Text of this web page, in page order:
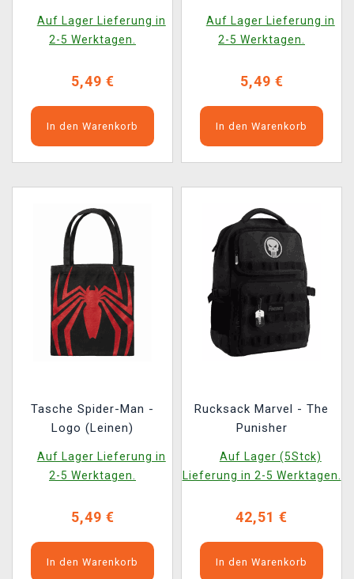
Auf Lager Lieferung in
2-5 Werktagen.
5,49 €
In den Warenkorb
Auf Lager Lieferung in
2-5 Werktagen.
5,49 €
In den Warenkorb
Tasche Spider-Man -
Logo (Leinen)
Auf Lager Lieferung in
2-5 Werktagen.
5,49 €
In den Warenkorb
Rucksack Marvel - The
Punisher
Auf Lager (5Stck)
Lieferung in 2-5 Werktagen.
42,51 €
In den Warenkorb